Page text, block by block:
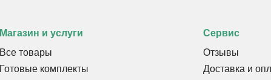
Магазин и услуги
Все товары
Готовые комплекты
Сервис
Отзывы
Доставка и